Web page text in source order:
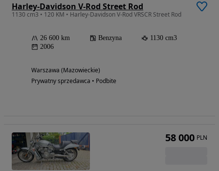
Harley-Davidson V-Rod Street Rod
1130 cm3 • 120 KM • Harley-Davidson V-Rod VRSCR Street Rod
26 600 km Benzyna
1130 cm3
2006
Warszawa (Mazowieckie)
Prywatny sprzedawca • Podbite
58 000 PLN